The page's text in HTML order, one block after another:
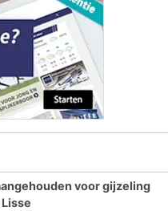
voor gijzeling